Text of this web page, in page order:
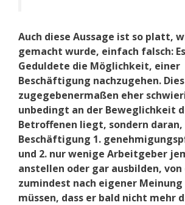
Auch diese Aussage ist so platt,
gemacht wurde, einfach falsch:
Geduldete die Möglichkeit, einer
Beschäftigung nachzugehen.
zugegebenermaßen eher
unbedingt an der Beweglichkeit
Betroffenen liegt, sondern daran,
Beschäftigung 1.
und 2. nur wenige Arbeitgeber
anstellen oder gar ausbilden, von
zumindest nach eigener Meinung
müssen, dass er bald nicht mehr